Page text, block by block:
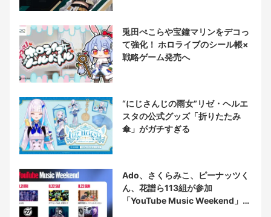
兎田ぺこらや宝鐘マリンをデコっ
て強化！ ホロライブのシール帳×
戦略ゲーム発売へ
“にじさんじの雨女”リゼ・ヘルエ
スタの公式グッズ「折りたたみ
傘」がガチすぎる
Ado、さくらみこ、ピーナッツく
ん、花譜ら113組が参加
「YouTube Music Weekend」開